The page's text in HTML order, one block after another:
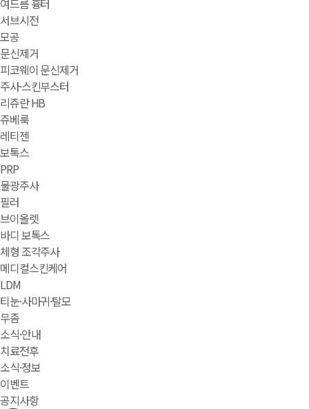
여드름 흉터
서브시전
모공
문신제거
피코웨이 문신제거
주사·스킨부스터
리쥬란 HB
쥬베룩
레티젠
보톡스
PRP
물광주사
필러
브이올렛
바디 보톡스
체형 조각주사
메디컬스킨케어
LDM
티눈·사마귀·탈모
무좀
소식·안내
치료전후
소식·정보
이벤트
공지사항